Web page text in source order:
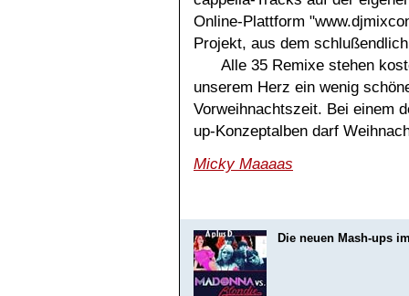
Online-Plattform
Projekt, aus dem
Alle 35 Remixe stehen
unserem Herz ein wenig
Vorweihnachtszeit. Bei einem
up-Konzeptalben darf
Micky Maaaas
Die neuen Mash-ups